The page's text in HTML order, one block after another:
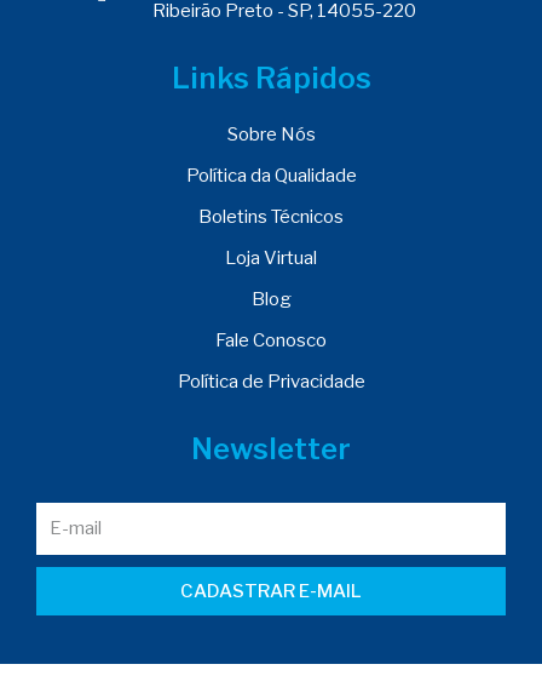
Ribeirão Preto - SP, 14055-220
Links Rápidos
Sobre Nós
Política da Qualidade
Boletins Técnicos
Loja Virtual
Blog
Fale Conosco
Política de Privacidade
Newsletter
CADASTRAR E-MAIL